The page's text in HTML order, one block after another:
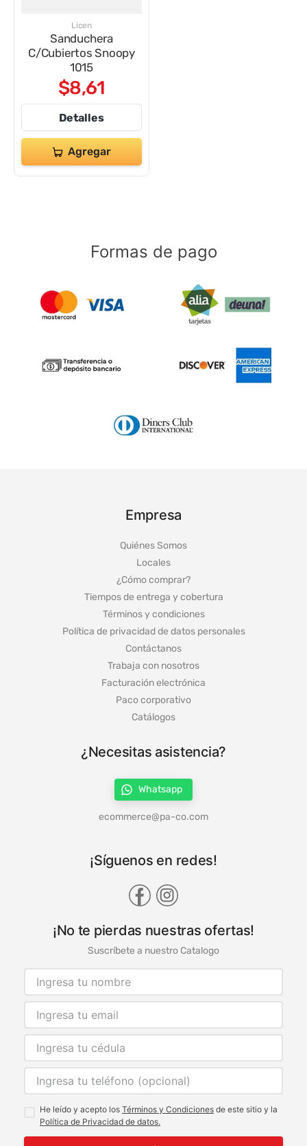
Licen
Sanduchera
C/Cubiertos Snoopy
1015
$8,61
Detalles
Agregar
Formas de pago
Empresa
Quiénes Somos
Locales
¿Cómo comprar?
Tiempos de entrega y cobertura
Términos y condiciones
Política de privacidad de datos personales
Contáctanos
Trabaja con nosotros
Facturación electrónica
Paco corporativo
Catálogos
¿Necesitas asistencia?
Whatsapp
ecommerce@pa-co.com
¡Síguenos en redes!
¡No te pierdas nuestras ofertas!
Suscríbete a nuestro Catalogo
He leído y acepto los Términos y Condiciones de este sitio y la
Política de Privacidad de datos.